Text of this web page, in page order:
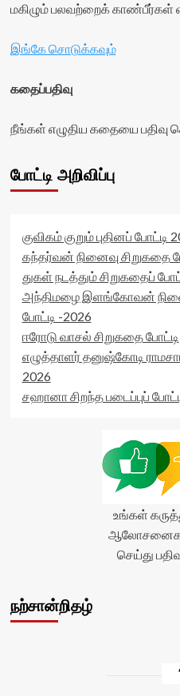
மகிழும் பலவற்றைக் காண்பீர்கள்
இங்கே சொடுக்கவும்
கதைப்பதிவு
நீங்கள் எழுதிய கதையை பதிவு
போட்டி அறிவிப்பு
குவிகம் குறும் புதினப் போட்டி
கந்தர்வன் நினைவு சிறுகதை
துகள் நடத்தும் சிறுகதைப்
அந்திமழை இளங்கோவன்
போட்டி -2026
ஈரோடு வாசல் சிறுகதை போட்டி
எழுத்தாளர் தனுஷ்கோடி
2026
சஹானா சிறந்த படைப்புப்
உங்கள்
செய்து
நற்சான்றிதழ்